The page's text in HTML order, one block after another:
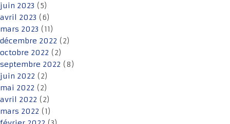
juin 2023 (5)
avril 2023 (6)
mars 2023 (11)
décembre 2022 (2)
octobre 2022 (2)
septembre 2022 (8)
juin 2022 (2)
mai 2022 (2)
avril 2022 (2)
mars 2022 (1)